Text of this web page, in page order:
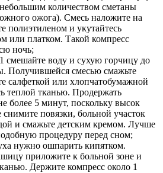
количеством сметаны
ожога). Смесь наложите на
полиэтиленом и укутайтесь
или платком. Такой компресс
ночь;
смешайте воду и сухую горчицу до
Получившейся смесью смажьте
салфеткой или хлопчатобумажной
теплой тканью. Продержать
более 5 минут, поскольку высок
повязки, больной участок
и смажьте детским кремом. Лучше
процедуру перед сном;
нужно ошпарить кипятком.
приложите к больной зоне и
Держите компресс около 1